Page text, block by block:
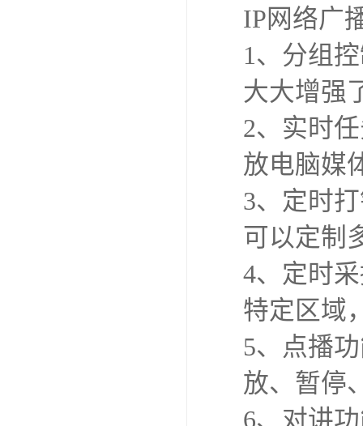
IP网络广
1、分组
大大增强
2、实时
放电脑媒
3、定时
可以定制
4、定时
特定区域
5、点播
放、暂停
6、对讲